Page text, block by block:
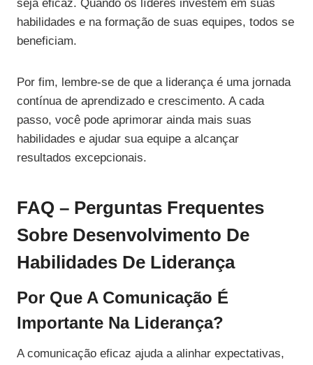
seja eficaz. Quando os líderes investem em suas
habilidades e na formação de suas equipes, todos se
beneficiam.
Por fim, lembre-se de que a liderança é uma jornada
contínua de aprendizado e crescimento. A cada
passo, você pode aprimorar ainda mais suas
habilidades e ajudar sua equipe a alcançar
resultados excepcionais.
FAQ – Perguntas Frequentes
Sobre Desenvolvimento De
Habilidades De Liderança
Por Que A Comunicação É
Importante Na Liderança?
A comunicação eficaz ajuda a alinhar expectativas,